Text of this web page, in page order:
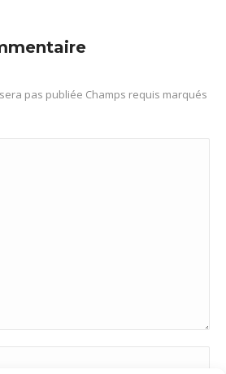
Pinterest
pas publiée Champs requis marqués